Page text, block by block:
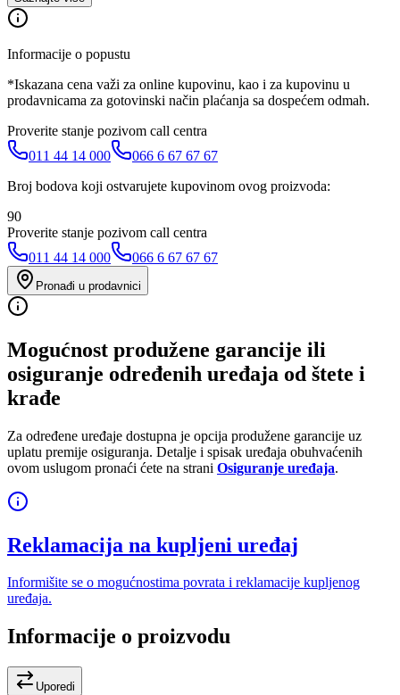
Informacije o popustu
*Iskazana cena važi za online kupovinu, kao i za kupovinu u
prodavnicama za gotovinski način plaćanja sa dospećem odmah.
Proverite stanje pozivom call centra
011 44 14 000
066 6 67 67 67
Broj bodova koji ostvarujete kupovinom ovog proizvoda:
90
Proverite stanje pozivom call centra
011 44 14 000
066 6 67 67 67
Pronađi u prodavnici
Mogućnost produžene garancije ili
osiguranje određenih uređaja od štete i
krađe
Za određene uređaje dostupna je opcija produžene garancije uz
uplatu premije osiguranja. Detalje i spisak uređaja obuhvaćenih
ovom uslugom pronaći ćete na strani Osiguranje uređaja.
Reklamacija na kupljeni uređaj
Informišite se o mogućnostima povrata i reklamacije kupljenog
uređaja.
Informacije o proizvodu
Uporedi